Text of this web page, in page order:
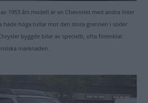
1953 års modell är en Chevrolet med andra lister
hade höga tullar mot den stora grannen i söder
byggde bilar av speciellt, ofta förenklat
marknaden.